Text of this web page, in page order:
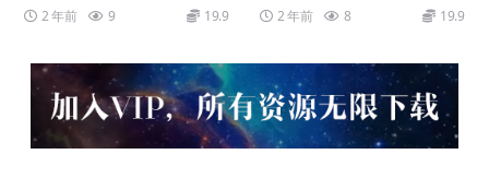
2 年前 9 19.9 2 年前 8 19.9